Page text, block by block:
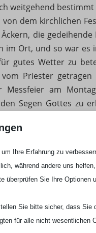
weitgehend bestimmt
dem kirchlichen
die gedeihende
im Ort, und so war es
gutes Wetter zu
Priester
Messfeier am
Segen Gottes zu
die
und auch heute
auch in unseren
machen ihr
Einwohner und
beziehen lässt. Nach
Ressourcen, so
Ihre Erfahrung zu
während andere uns
überprüfen Sie Ihre Optionen
Sie bitte sicher, dass Sie
für alle nicht wesentlichen